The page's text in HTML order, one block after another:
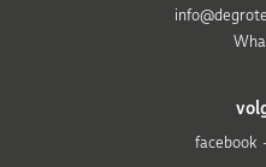
facebook